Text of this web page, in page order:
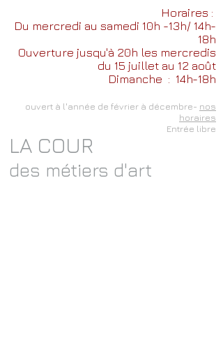
Horaires :
Du mercredi au samedi 10h -13h/ 14h-
18h
Ouverture jusqu'à 20h les mercredis
du 15 juillet au 12 août
Dimanche : 14h-18h
ouvert à l'année de février à décembre- nos
horaires
Entrée libre
LA COUR
des métiers d'art